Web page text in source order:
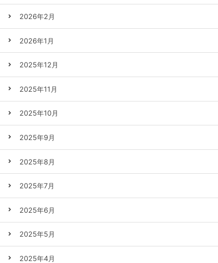
2026年2月
2026年1月
2025年12月
2025年11月
2025年10月
2025年9月
2025年8月
2025年7月
2025年6月
2025年5月
2025年4月